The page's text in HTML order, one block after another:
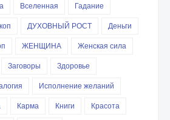
Вселенная
Гадание
ДУХОВНЫЙ РОСТ
Деньги
ЖЕНЩИНА
Женская сила
Заговоры
Здоровье
Исполнение желаний
Карма Книги
Красота